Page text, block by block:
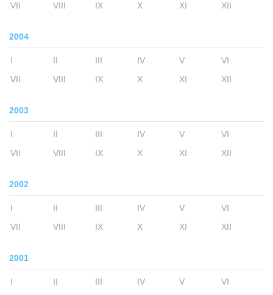
VII
VIII IX X XI XII
2004
I II III IV V
VI
VII
VIII IX X XI XII
2003
I II III IV V
VI
VII
VIII IX X XI XII
2002
I II III IV V
VI
VII
VIII IX X XI XII
2001
I II III IV V
VI